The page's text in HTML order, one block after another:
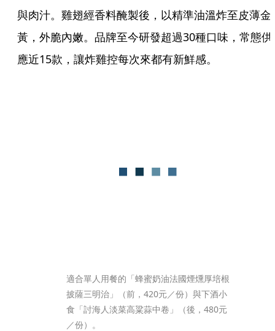
與肉汁。雞翅經香料醃製後，以精準油溫炸至皮薄金
黃，外脆內嫩。品牌至今研發超過30種口味，常態供
應近15款，讓炸雞控每次來都有新鮮感。
適合單人用餐的「蜂蜜奶油法國煙燻厚培根
披薩三明治」（前，420元／份）與下酒小
食「討海人淡菜高粱蒜中卷」（後，480元
／份）。